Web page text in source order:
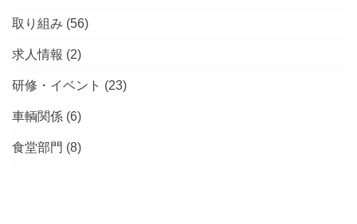
取り組み (56)
求人情報 (2)
研修・イベント (23)
車輌関係 (6)
食堂部門 (8)